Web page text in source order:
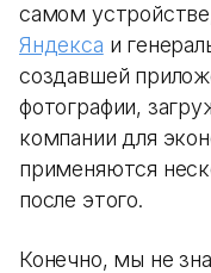
самом
Яндекса и
создавшей
фотографии,
компании для
применяются
после этого.
Конечно, мы не